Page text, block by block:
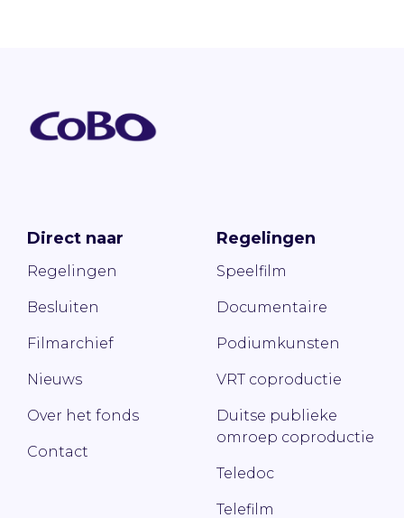
Direct naar
Regelingen
Besluiten
Filmarchief
Nieuws
Over het fonds
Contact
Regelingen
Speelfilm
Documentaire
Podiumkunsten
VRT coproductie
Duitse publieke
omroep coproductie
Teledoc
Telefilm